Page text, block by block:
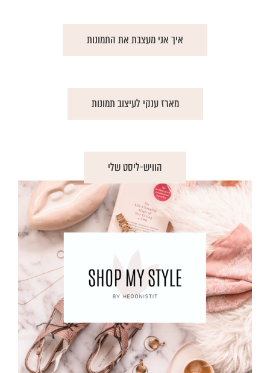
איך אני מעצבת את התמונות
מארז ענקי לעיצוב תמונות
הוויש-ליסט שלי